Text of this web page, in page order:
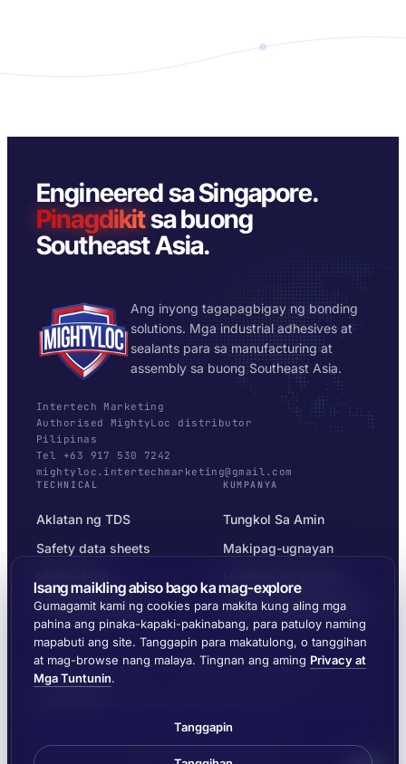
Engineered sa Singapore.
Pinagdikitsa buong
Southeast Asia.
Ang inyong tagapagbigay ng bonding
solutions. Mga industrial adhesives at
sealants para sa manufacturing at
assembly sa buong Southeast Asia.
Intertech Marketing
Authorised MightyLoc distributor
Pilipinas
Tel +63 917 530 7242
mightyloc.intertechmarketing@gmail.com
TECHNICAL
Aklatan ng TDS
Safety data sheets
Substrate selector
KUMPANYA
Tungkol Sa Amin
Makipag-ugnayan
Privacy at Mga Tuntunin
© 2026 MIGHTYLOC™ · VITROCHEM TECHNOLOGY ·
Gawa ngErnest Dynamics
Isang maikling abiso bago ka mag-explore
Gumagamit kami ng cookies para makita kung aling mga
pahina ang pinaka-kapaki-pakinabang, para patuloy naming
mapabuti ang site. Tanggapin para makatulong, o tanggihan
at mag-browse nang malaya. Tingnan ang aming Privacy at
Mga Tuntunin.
Tanggapin